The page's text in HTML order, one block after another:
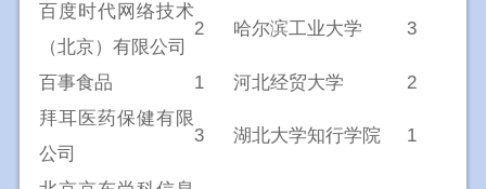
百度时代网络技术
（北京）有限公司
2 哈尔滨工业大学 3
百事食品 1 河北经贸大学
2
拜耳医药保健有限
公司
3 湖北大学知行学院 1